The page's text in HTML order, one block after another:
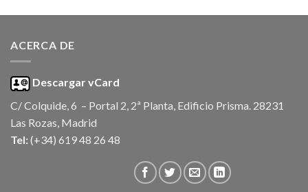
ACERCA DE
Descargar vCard
C/ Colquide, 6 – Portal 2, 2ª Planta, Edificio Prisma. 28231
Las Rozas, Madrid
Tel: (+34) 619 48 26 48